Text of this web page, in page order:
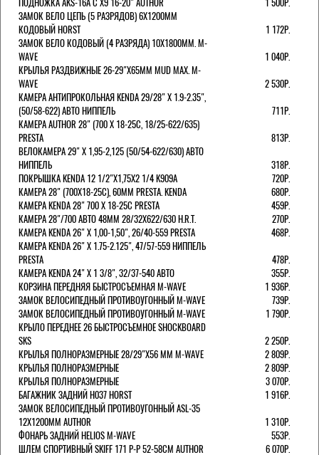
ЗАМОК ВЕЛО ЦЕПЬ (5 РАЗРЯДОВ) 6Х1200ММ
КОДОВЫЙ HORST
1 172Р.
ЗАМОК ВЕЛО КОДОВЫЙ (4 РАЗРЯДА) 10Х1800ММ. M-
WAVE
1 040Р.
КРЫЛЬЯ РАЗДВИЖНЫЕ 26-29"Х65ММ MUD MAX. M-
WAVE
2 530Р.
КАМЕРА АНТИПРОКОЛЬНАЯ KENDA 29/28" Х 1.9-2.35",
(50/58-622) АВТО НИППЕЛЬ
711Р.
КАМЕРА AUTHOR 28" (700 Х 18-25С, 18/25-622/635)
PRESTA
813Р.
ВЕЛОКАМЕРА 29" X 1,95-2,125 (50/54-622/630) АВТО
НИППЕЛЬ
318Р.
ПОКРЫШКА KENDA 12 1/2"Х1,75X2 1/4 K909A
720Р.
КАМЕРА 28" (700Х18-25С), 60ММ PRESTA. KENDA
680Р.
КАМЕРА KENDA 28" 700 Х 18-25С PRESTA
459Р.
КАМЕРА 28"/700 АВТО 48ММ 28/32Х622/630 H.R.T.
270Р.
КАМЕРА KENDA 26" Х 1,00-1,50", 26/40-559 PRESTA
468Р.
КАМЕРА KENDA 26" Х 1.75-2.125", 47/57-559 НИППЕЛЬ
PRESTA
478Р.
КАМЕРА KENDA 24" Х 1 3/8", 32/37-540 АВТО
355Р.
КОРЗИНА ПЕРЕДНЯЯ БЫСТРОСЪЕМНАЯ M-WAVE
1 936Р.
ЗАМОК ВЕЛОСИПЕДНЫЙ ПРОТИВОУГОННЫЙ M-WAVE
739Р.
ЗАМОК ВЕЛОСИПЕДНЫЙ ПРОТИВОУГОННЫЙ M-WAVE
1 790Р.
КРЫЛО ПЕРЕДНЕЕ 26 БЫСТРОСЪЕМНОЕ SHOCKBOARD
SKS
2 250Р.
КРЫЛЬЯ ПОЛНОРАЗМЕРНЫЕ 28/29"Х56 ММ M-WAVE
2 809Р.
КРЫЛЬЯ ПОЛНОРАЗМЕРНЫЕ
2 809Р.
КРЫЛЬЯ ПОЛНОРАЗМЕРНЫЕ
3 070Р.
БАГАЖНИК ЗАДНИЙ H037 HORST
1 916Р.
ЗАМОК ВЕЛОСИПЕДНЫЙ ПРОТИВОУГОННЫЙ ASL-35
12Х1200ММ AUTHOR
1 310Р.
ФОНАРЬ ЗАДНИЙ HELIOS M-WAVE
553Р.
ШЛЕМ СПОРТИВНЫЙ SKIFF 171 Р-Р 52-58СМ AUTHOR
6 070Р.